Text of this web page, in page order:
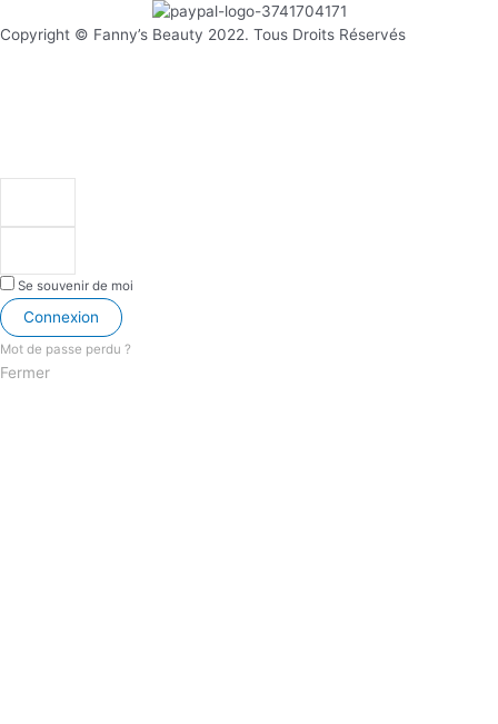
Copyright © Fanny’s Beauty 2022. Tous Droits Réservés
Se souvenir de moi
Connexion
Mot de passe perdu ?
Fermer